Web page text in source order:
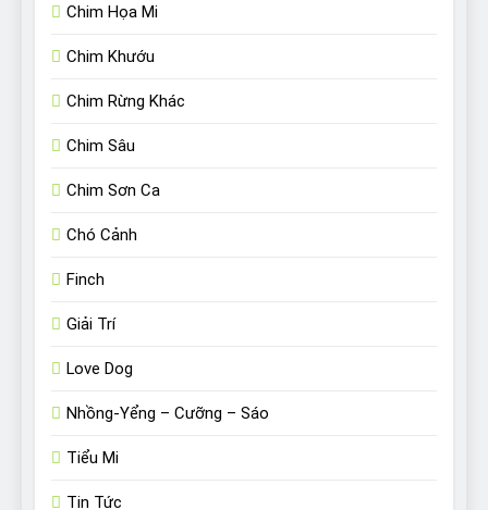
Chim Họa Mi
Chim Khướu
Chim Rừng Khác
Chim Sâu
Chim Sơn Ca
Chó Cảnh
Finch
Giải Trí
Love Dog
Nhồng-Yểng – Cưỡng – Sáo
Tiểu Mi
Tin Tức